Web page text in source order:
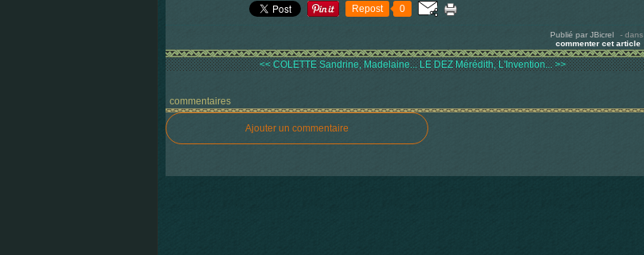
Repost 0
Publié par JBicrel - dans
commenter cet article
<< COLETTE Sandrine, Madelaine... LE DEZ Mérédith, L'Invention... >>
commentaires
Ajouter un commentaire